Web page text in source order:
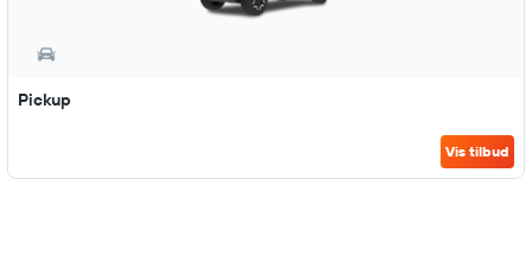
Pickup
Vis tilbud